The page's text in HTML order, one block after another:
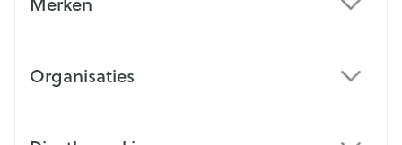
Organisaties